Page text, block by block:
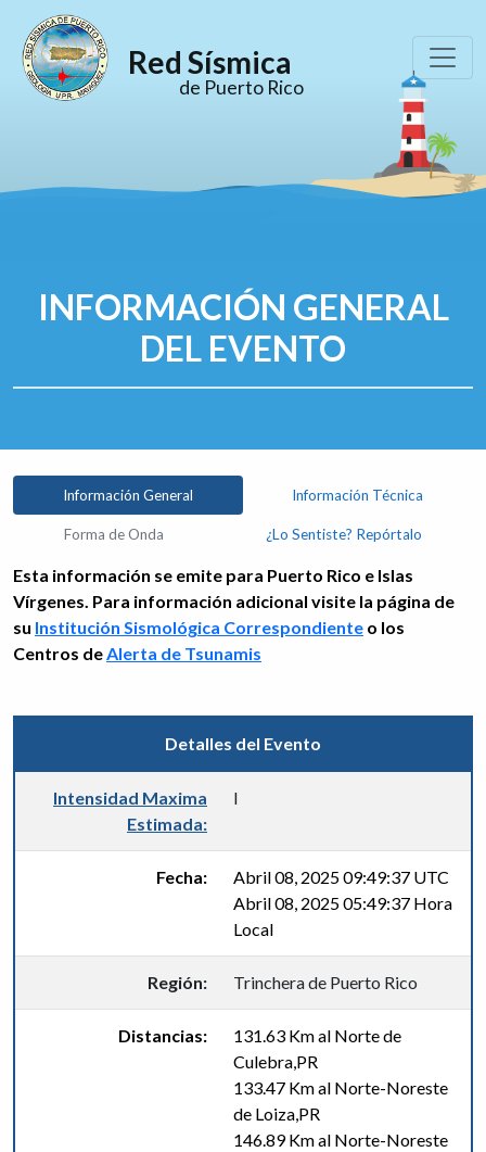
Red Sísmica
de Puerto Rico
INFORMACIÓN GENERAL
DEL EVENTO
Información General Información Técnica
Forma de Onda ¿Lo Sentiste? Repórtalo
Esta información se emite para Puerto Rico e Islas
Vírgenes. Para información adicional visite la página de
su Institución Sismológica Correspondiente o los
Centros deAlerta de Tsunamis
Detalles del Evento
Intensidad Maxima
Estimada:
I
Fecha:
Abril 08, 2025 09:49:37 UTC
Abril 08, 2025 05:49:37 Hora
Local
Región: Trinchera de Puerto Rico
Distancias:
131.63 Km al Norte de
Culebra,PR
133.47 Km al Norte-Noreste
de Loiza,PR
146.89 Km al Norte-Noreste